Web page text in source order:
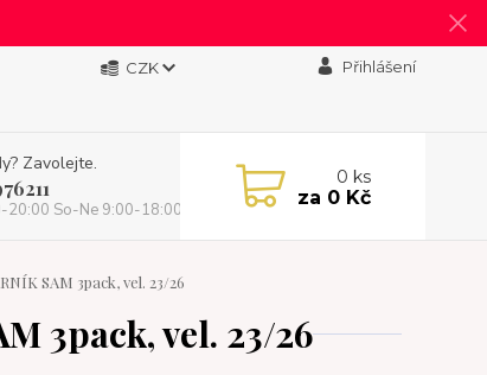
CZK Přihlášení
Zavolejte.
20:00 So-Ne 9:00-18:00)
0 ks
za 0 Kč
SAM 3pack, vel. 23/26
3pack, vel. 23/26